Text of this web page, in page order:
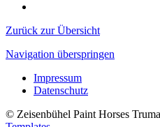
Zurück zur Übersicht
Navigation überspringen
Impressum
Datenschutz
© Zeisenbühel Paint Horses